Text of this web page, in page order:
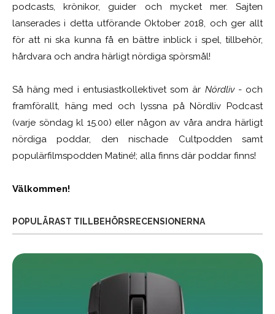
podcasts, krönikor, guider och mycket mer. Sajten
lanserades i detta utförande Oktober 2018, och ger allt
för att ni ska kunna få en bättre inblick i spel, tillbehör,
hårdvara och andra härligt nördiga spörsmål!
Så häng med i entusiastkollektivet som är Nördliv- och
framförallt, häng med och lyssna på Nördliv Podcast
(varje söndag kl 15.00) eller någon av våra andra härligt
nördiga poddar, den nischade Cultpodden samt
populärfilmspodden Matiné!; alla finns där poddar finns!
Välkommen!
POPULÄRAST TILLBEHÖRSRECENSIONERNA